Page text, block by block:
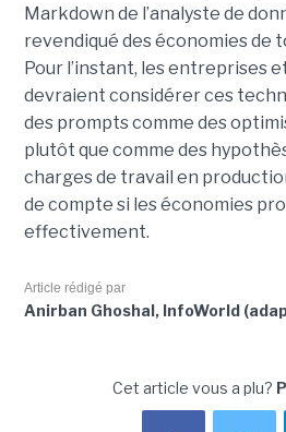
Markdown de l’analyste de
revendiqué des économies de
Pour l’instant, les entreprises
devraient considérer ces
des prompts comme des
plutôt que comme des
charges de travail en
de compte si les économies
effectivement.
Article rédigé par
Anirban Ghoshal, InfoWorld
Cet article vous a plu?